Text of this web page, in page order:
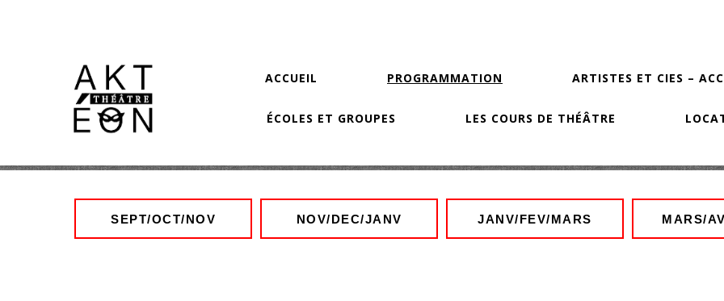
ACCUEIL PROGRAMMATION ARTISTES ET CIES –
ÉCOLES ET GROUPES LES COURS DE THÉÂTRE
SEPT/OCT/NOV NOV/DEC/JANV JANV/FEV/MARS MARS/